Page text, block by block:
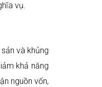
vụ.
và khủng
khả năng
nguồn vốn,